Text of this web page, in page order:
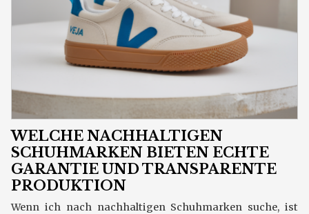
WELCHE NACHHALTIGEN
SCHUHMARKEN BIETEN ECHTE
GARANTIE UND TRANSPARENTE
PRODUKTION
Wenn ich nach nachhaltigen Schuhmarken suche, ist